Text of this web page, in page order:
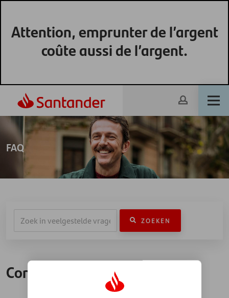
Attention, emprunter de l’argent
coûte aussi de l’argent.
FAQ
ZOEKEN
Contact